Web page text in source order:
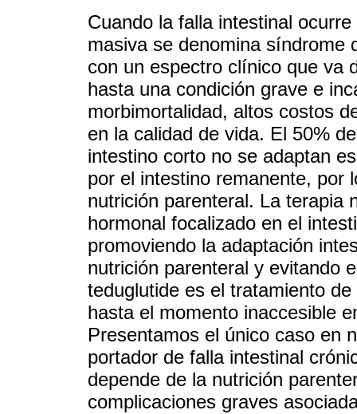
Cuando la falla intestinal
masiva se denomina síndrome
con un espectro clínico que va
hasta una condición grave e
morbimortalidad, altos costos
en la calidad de vida. El 50%
intestino corto no se adaptan
por el intestino remanente, por
nutrición parenteral. La terapia
hormonal focalizado en el
promoviendo la adaptación
nutrición parenteral y evitando
teduglutide es el tratamiento
hasta el momento inaccesible
Presentamos el único caso en
portador de falla intestinal
depende de la nutrición
complicaciones graves